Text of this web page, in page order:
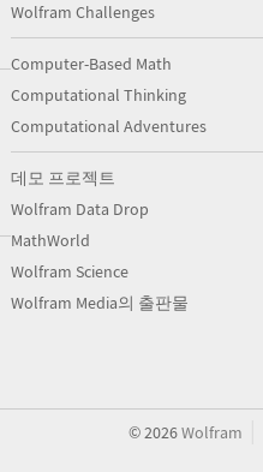
Wolfram Challenges
Computer-Based Math
Computational Thinking
Computational Adventures
데모 프로젝트
Wolfram Data Drop
MathWorld
Wolfram Science
Wolfram Media의 출판물
©2026Wolfram